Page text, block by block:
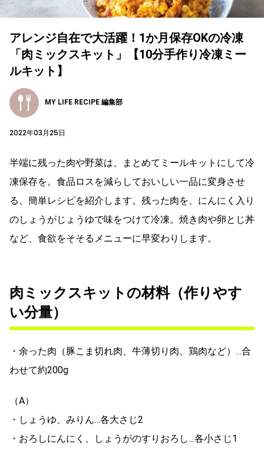
アレンジ自在で大活躍！1か月保存OKの冷凍
「肉ミックスキット」【10分手作り冷凍ミー
ルキット】
MY LIFE RECIPE 編集部
2022年03月25日
半端に残った肉や野菜は、まとめてミールキットにして冷
凍保存を。食品ロスを減らしておいしい一品に変身させ
る、簡単レシピを紹介します。残った肉を、にんにく入り
のしょうがじょうゆで味をつけて冷凍。焼き肉や卵とじ丼
など、食欲をそそるメニューに早変わりします。
肉ミックスキットの材料（作りやす
い分量）
・余った肉（豚こま切れ肉、牛薄切り肉、鶏肉など）…合
わせて約200g
（A）
・しょうゆ、みりん…各大さじ2
・おろしにんにく、しょうがのすりおろし…各小さじ1